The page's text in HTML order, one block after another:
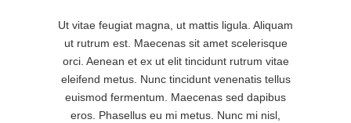
Ut vitae feugiat magna, ut mattis ligula. Aliquam
ut rutrum est. Maecenas sit amet scelerisque
orci. Aenean et ex ut elit tincidunt rutrum vitae
eleifend metus. Nunc tincidunt venenatis tellus
euismod fermentum. Maecenas sed dapibus
eros. Phasellus eu mi metus. Nunc mi nisl,